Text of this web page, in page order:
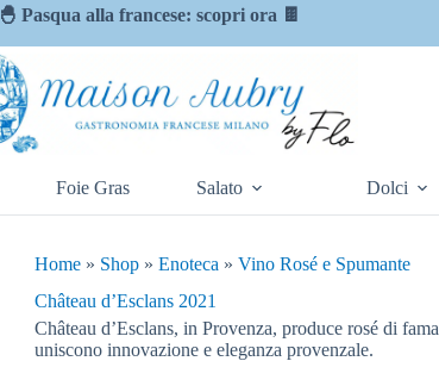
🐣 Pasqua alla francese: scopri ora 🍫
Foie Gras Salato Dolci
Home» Shop» Enoteca » Vino Rosé e Spumante
Château d’Esclans 2021
Château d’Esclans, in Provenza, produce rosé di
uniscono innovazione e eleganza provenzale.